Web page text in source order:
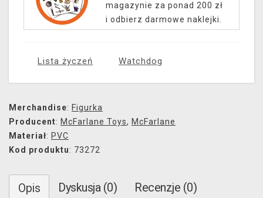
magazynie za ponad 200 zł
i odbierz darmowe naklejki.
Lista życzeń Watchdog
Merchandise: Figurka
Producent: McFarlane Toys, McFarlane
Materiał: PVC
Kod produktu: 73272
Opis Dyskusja (0) Recenzje (0)